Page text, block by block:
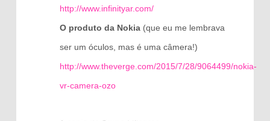
http://www.infinityar.com/
O produto da Nokia(que eu me lembrava
ser um óculos, mas é uma câmera!)
http://www.theverge.com/2015/7/28/9064499/nokia-
vr-camera-ozo